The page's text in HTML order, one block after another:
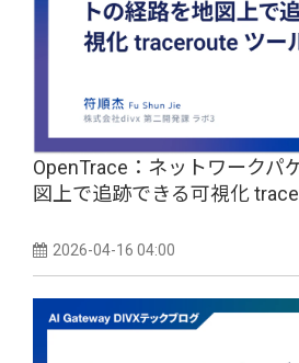
OpenTrace：ネットワークパ
図上で追跡できる可視化
2026-04-16 04:00